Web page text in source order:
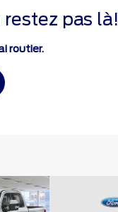
restez pas là!
routier.